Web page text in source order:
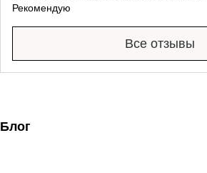
Рекомендую
Все отзывы
Блог